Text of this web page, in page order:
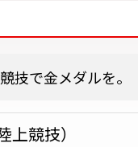
技で金メダルを。
上競技）